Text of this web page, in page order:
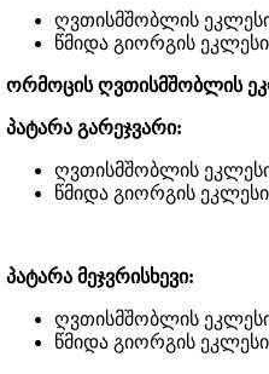
ღვთისმშობლის
წმიდა გიორგის
ორმოცის ღვთისმშობლის
პატარა გარეჯვარი:
ღვთისმშობლის
წმიდა გიორგის
პატარა მეჯვრისხევი:
ღვთისმშობლის
წმიდა გიორგის